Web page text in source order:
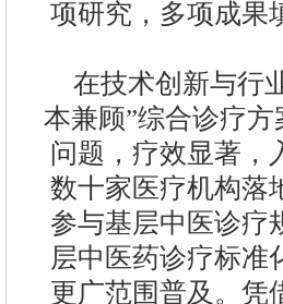
项研究，多项成果
在技术创新与行
本兼顾”综合诊疗
问题，疗效显著，
数十家医疗机构落
参与基层中医诊疗
层中医药诊疗标准
更广范围普及。凭